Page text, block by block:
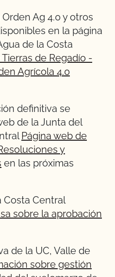
Ag 4.0 y otros
en la página
de la Costa
de Regadío -
Agrícola 4.0
definitiva se
de la Junta del
Página web de
y
en las próximas
Costa Central
sobre la aprobación
de la UC, Valle de
sobre gestión